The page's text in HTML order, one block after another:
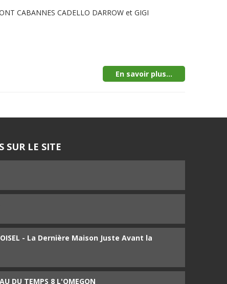
CABANNES CADELLO DARROW et GIGI
En savoir plus...
SUR LE SITE
- La Dernière Maison Juste Avant la
DU TEMPS 8 L'OMEGON